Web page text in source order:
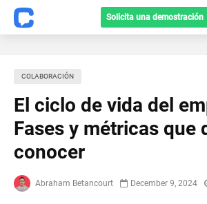
Solicita una demostración
СOLABORACIÓN
El ciclo de vida del
Fases y métricas que
conocer
Abraham Betancourt December 9, 2024